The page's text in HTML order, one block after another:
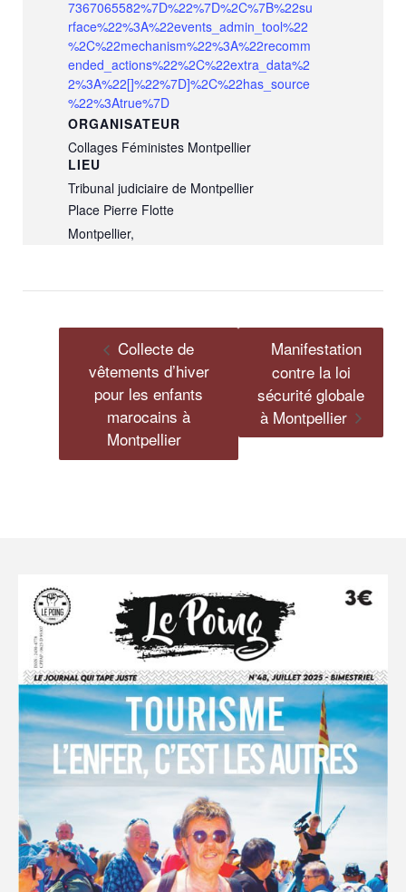
7367065582%7D%22%7D%2C%7B%22su
rface%22%3A%22events_admin_tool%22
%2C%22mechanism%22%3A%22recomm
ended_actions%22%2C%22extra_data%2
2%3A%22[]%22%7D]%2C%22has_source
%22%3Atrue%7D
LIEU
Tribunal judiciaire de Montpellier
Place Pierre Flotte
Montpellier,
ORGANISATEUR
Collages Féministes Montpellier
Collecte de
vêtements d’hiver
pour les enfants
marocains à
Montpellier
Manifestation
contre la loi
sécurité globale
à Montpellier